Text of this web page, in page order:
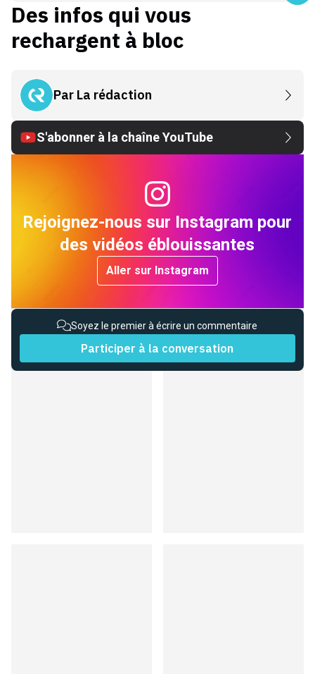
Des infos qui vous
rechargent à bloc
Par La rédaction
S'abonner à la chaîne YouTube
Rejoignez-nous sur Instagram pour
des vidéos éblouissantes
Aller sur Instagram
Soyez le premier à écrire un commentaire
Participer à la conversation